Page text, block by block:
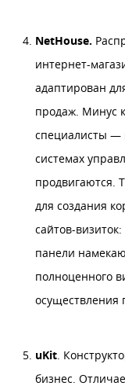
NetHouse.
интернет-
адаптирован
продаж. Минус
специалисты —
системах
продвигаются.
для создания
сайтов-
панели
полноценного
осуществления
uKit.
бизнес.